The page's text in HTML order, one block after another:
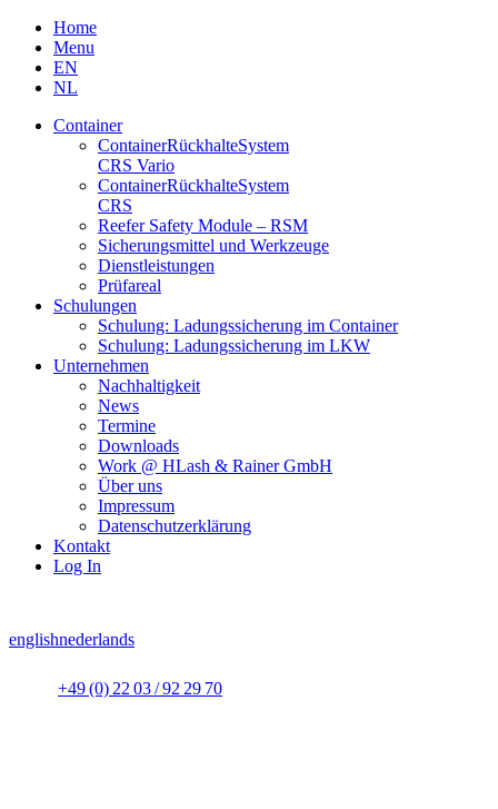
Skip
content
Home
Menu
EN
NL
Container
Container­Rückhalte­System
CRS Vario
Container­Rückhalte­System
CRS
Reefer Safety Module – RSM
Sicherungsmittel und Werkzeuge
Dienstleistungen
Prüfareal
Schulungen
Schulung: Ladungssicherung im Container
Schulung: Ladungssicherung im LKW
Unternehmen
Nachhaltigkeit
News
Termine
Downloads
Work @ HLash & Rainer GmbH
Über uns
Impressum
Datenschutzerklärung
Kontakt
Log In
englishnederlands
+49 (0) 22 03 / 92 29 70